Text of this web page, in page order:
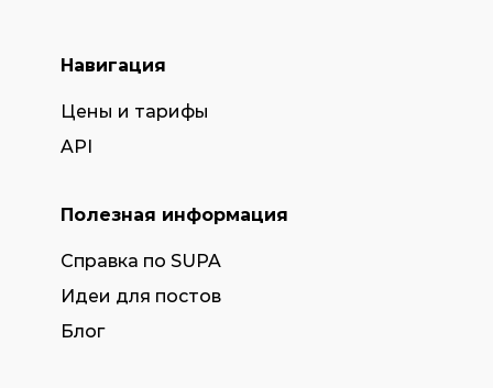
Навигация
Цены и тарифы
API
Полезная информация
Справка по SUPA
Идеи для постов
Блог